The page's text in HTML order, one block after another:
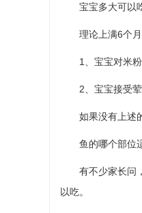
宝宝多大可以
理论上满6个月
1、宝宝对米粉
2、宝宝接受荤
如果没有上述的
鱼的哪个部位
有不少家长问，
以吃。